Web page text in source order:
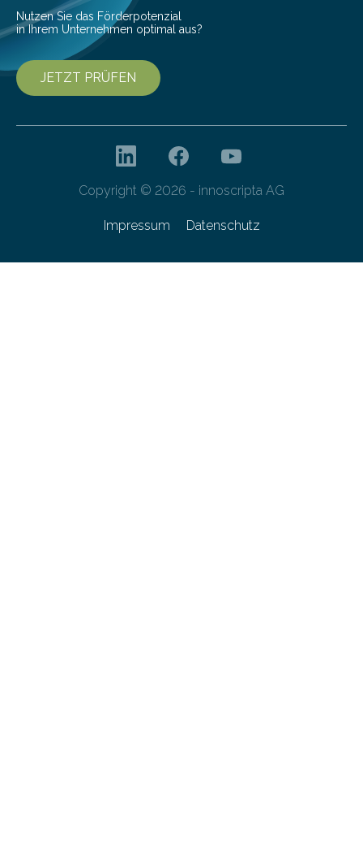
Nutzen Sie das Förderpotenzial
in Ihrem Unternehmen optimal aus?
JETZT PRÜFEN
Copyright © 2026 - innoscripta AG
Impressum Datenschutz